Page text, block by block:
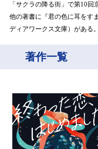
「サクラの降る街」で第10
他の著書に『君の色に耳をす
ディアワークス文庫）がある。
著作一覧